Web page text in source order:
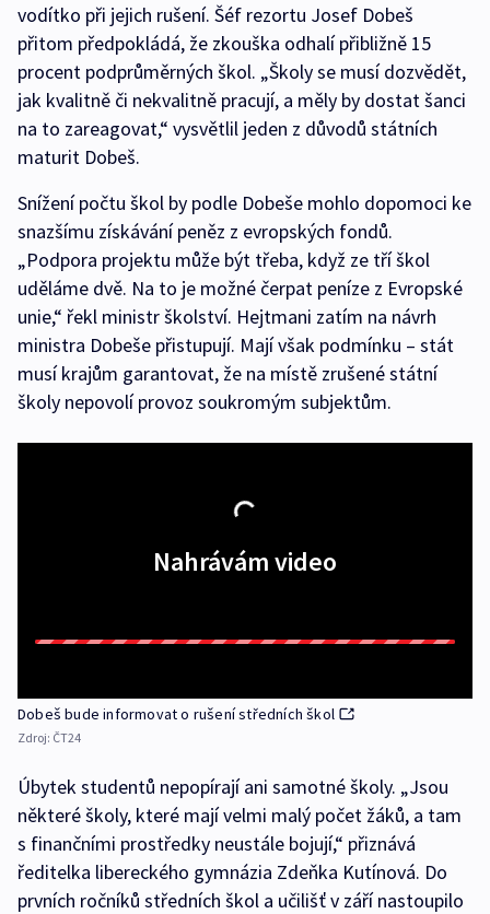
vodítko při jejich rušení. Šéf rezortu Josef Dobeš
přitom předpokládá, že zkouška odhalí přibližně 15
procent podprůměrných škol. „Školy se musí dozvědět,
jak kvalitně či nekvalitně pracují, a měly by dostat šanci
na to zareagovat,“ vysvětlil jeden z důvodů státních
maturit Dobeš.
Snížení počtu škol by podle Dobeše mohlo dopomoci ke
snazšímu získávání peněz z evropských fondů.
„Podpora projektu může být třeba, když ze tří škol
uděláme dvě. Na to je možné čerpat peníze z Evropské
unie,“ řekl ministr školství. Hejtmani zatím na návrh
ministra Dobeše přistupují. Mají však podmínku – stát
musí krajům garantovat, že na místě zrušené státní
školy nepovolí provoz soukromým subjektům.
Nahrávám video
Dobeš bude informovat o rušení středních škol
Zdroj: ČT24
Úbytek studentů nepopírají ani samotné školy. „Jsou
některé školy, které mají velmi malý počet žáků, a tam
s finančními prostředky neustále bojují,“ přiznává
ředitelka libereckého gymnázia Zdeňka Kutínová. Do
prvních ročníků středních škol a učilišť v září nastoupilo